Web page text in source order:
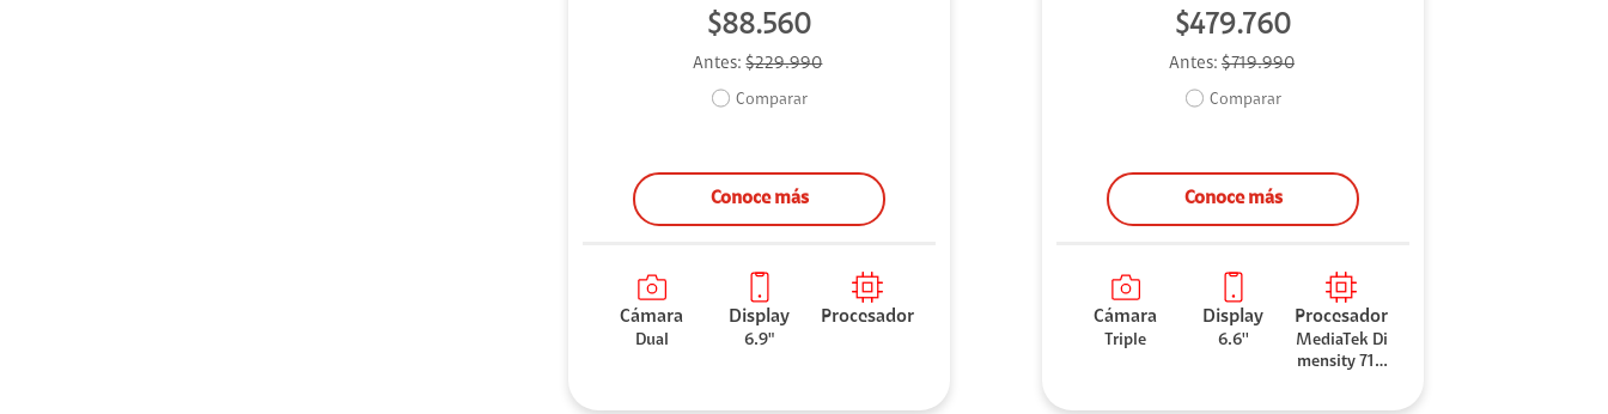
$88.560
Antes:$229.990
Comparar
Conoce más
Cámara
Dual
Display
6.9"
Procesador
$479.760
Antes: $719.990
Comparar
Conoce más
Cámara
Triple
Display
6.6''
Procesador
MediaTek Di
mensity 710